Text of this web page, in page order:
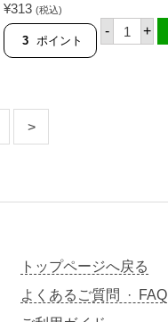
¥313 (税込)
3 ポイント
- 豚
足
+
トップページへ戻る
よくあるご質問 · FAQ